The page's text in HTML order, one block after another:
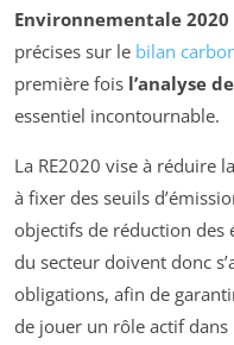
Environnementale 2020
précises sur le bilan
première fois l’analyse
essentiel incontournable.
La RE2020 vise à réduire la
à fixer des seuils
objectifs de réduction des
du secteur doivent donc
obligations, afin de
de jouer un rôle actif